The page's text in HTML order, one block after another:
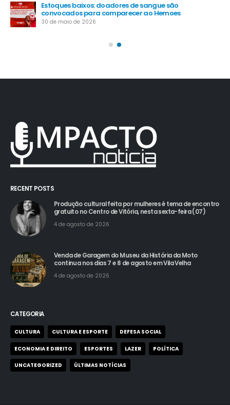
Estoques baixos: doadores de sangue são
convocados para comparecer ao Hemoes
30 de maio de 2026
RECENT POSTS
Produção cultural feita por mulheres é tema de encontro
gratuito no Centro de Vitória, nesta sexta-feira (07)
4 de agosto de 2026
Venda de Garagem do Museu da História da Moto
continua nos dias 7 e 8 de agosto em Vila Velha
4 de agosto de 2026
CATEGORIA
CULTURA CULTURA E ESPORTE DEFESA SOCIAL
ECONOMIA E DIREITO ESPORTES LAZER POLÍTICA
UNCATEGORIZED ÚLTIMAS NOTÍCIAS